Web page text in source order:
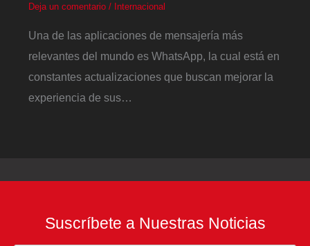
Deja un comentario / Internacional
Una de las aplicaciones de mensajería más
relevantes del mundo es WhatsApp, la cual está en
constantes actualizaciones que buscan mejorar la
experiencia de sus…
Suscríbete a Nuestras Noticias